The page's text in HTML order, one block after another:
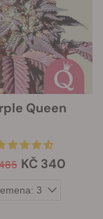
Queen
KČ 340